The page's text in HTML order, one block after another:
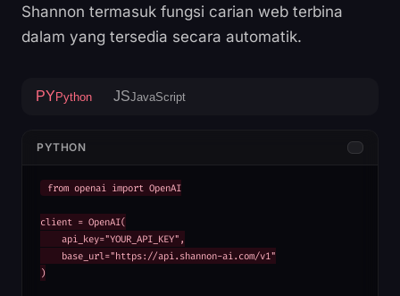
Shannon termasuk fungsi carian web terbina
dalam yang tersedia secara automatik.
PYPython JSJavaScript
PYTHON
from openai import OpenAI
client = OpenAI(
    api_key="YOUR_API_KEY",
    base_url="https://api.shannon-ai.com/v1"
)